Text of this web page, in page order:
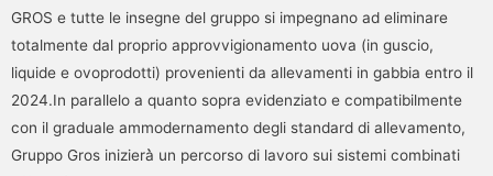
GROS e tutte le insegne del gruppo si impegnano ad eliminare
totalmente dal proprio approvvigionamento uova (in guscio,
liquide e ovoprodotti) provenienti da allevamenti in gabbia entro il
2024.In parallelo a quanto sopra evidenziato e compatibilmente
con il graduale ammodernamento degli standard di allevamento,
Gruppo Gros inizierà̀ un percorso di lavoro sui sistemi combinati